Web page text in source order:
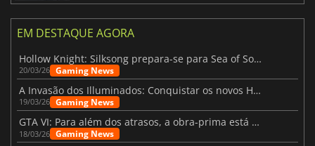
EM DESTAQUE AGORA
Hollow Knight: Silksong prepara-se para Sea of Sorrow com um patch
20/03/26 Gaming News
A Invasão dos Illuminados: Conquistar os novos Helldivers 2 Atualização!
19/03/26 Gaming News
GTA VI: Para além dos atrasos, a obra-prima está quase a chegar
18/03/26 Gaming News